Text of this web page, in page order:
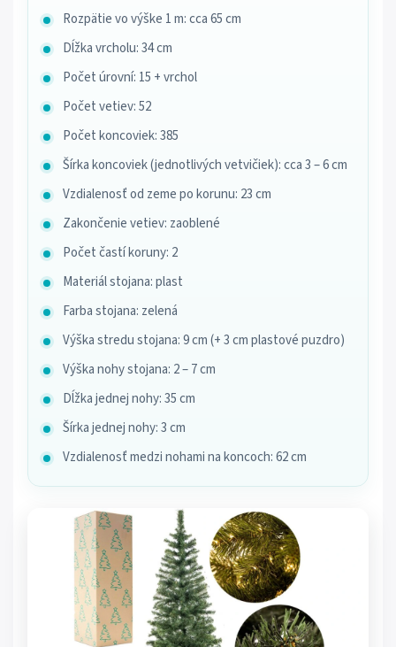
Rozpätie vo výške 1 m: cca 65 cm
Dĺžka vrcholu: 34 cm
Počet úrovní: 15 + vrchol
Počet vetiev: 52
Počet koncoviek: 385
Šírka koncoviek (jednotlivých vetvičiek): cca 3 – 6 cm
Vzdialenosť od zeme po korunu: 23 cm
Zakončenie vetiev: zaoblené
Počet častí koruny: 2
Materiál stojana: plast
Farba stojana: zelená
Výška stredu stojana: 9 cm (+ 3 cm plastové puzdro)
Výška nohy stojana: 2 – 7 cm
Dĺžka jednej nohy: 35 cm
Šírka jednej nohy: 3 cm
Vzdialenosť medzi nohami na koncoch: 62 cm